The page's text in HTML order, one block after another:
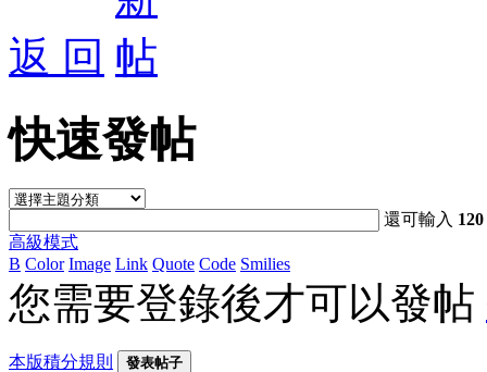
返 回
快速發帖
還可輸入 120
高級模式
B Color Image Link Quote Code Smilies
您需要登錄後才可以發帖
本版積分規則 發表帖子